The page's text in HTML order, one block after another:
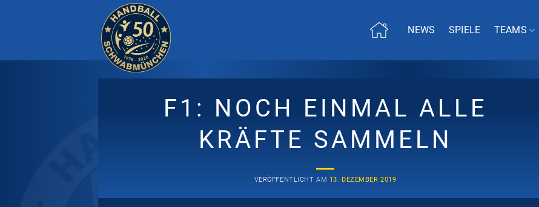
NEWS SPIELE TEAMS
F1: NOCH EINMAL ALLE
KRÄFTE SAMMELN
VERÖFFENTLICHT AM 13. DEZEMBER 2019